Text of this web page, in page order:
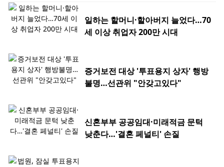
일하는 할머니·할아버지 늘었다…70
세 이상 취업자 200만 시대
증거보전 대상 '투표용지 상자' 행방
불명…선관위 "안갖고있다"
신혼부부 공공임대·미래적금 문턱
낮춘다…'결혼 페널티' 손질